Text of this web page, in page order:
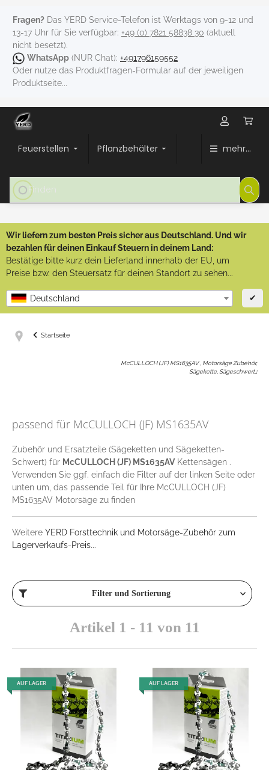
Fragen? Das YERD Service-Telefon ist Werktags von 9-12 und
13-17 Uhr für Sie verfügbar: +49 (0) 7821 58838 30 (aktuell
nicht besetzt).
WhatsApp (NUR Chat): +491796159552
Oder nutze das Produktfragen-Formular auf der jeweiligen
Produktseite...
Feuerstellen Pflanzbehälter mehr...
Wir liefern zum besten Preis sicher aus Deutschland. Und wir
bezahlen für deinen Einkauf Steuern in deinem Land:
Bestätige bitte kurz dein Lieferland innerhalb der EU, um
Preise bzw. den Steuersatz für deinen Standort zu sehen...
Deutschland ✔
Startseite
McCULLOCH (JF) MS1635AV , Motorsäge Zubehör,
Sägekette, Sägeschwert,:
passend für McCULLOCH (JF) MS1635AV
Zubehör und Ersatzteile (Sägeketten und Sägeketten-
Schwert) für McCULLOCH (JF) MS1635AVKettensägen .
Verwenden Sie ggf. einfach die Filter auf der linken Seite oder
unten um, das passende Teil für Ihre McCULLOCH (JF)
MS1635AV Motorsäge zu finden
Weitere YERD Forsttechnik und Motorsäge-Zubehör zum
Lagerverkaufs-Preis...
Filter und Sortierung
Artikel 1 - 11 von 11
AUF LAGER AUF LAGER